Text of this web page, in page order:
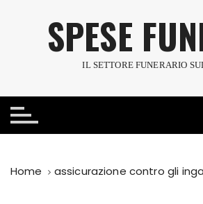
a
SPESE
IL SETTORE FUNERARIO
Home assicurazione contro gli